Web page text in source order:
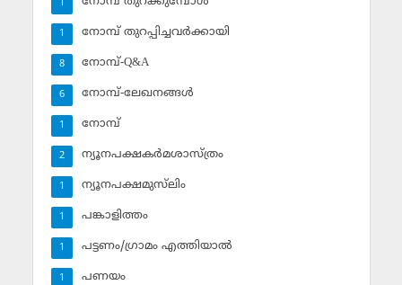
1
നോമ്പ് തുറപ്പിച്ചവര്‍ക്കായി
1
നോമ്പ്-Q&A
8
നോമ്പ്-ലേഖനങ്ങള്‍
6
നോമ്പ്‌
1
ന്യൂനപക്ഷകര്‍മശാസ്ത്രം
2
ന്യൂനപക്ഷമുസ്‌ലിം
1
പങ്കാളിത്തം
1
പട്ടണം/ഗ്രാമം എത്തിയാല്‍
1
പണയം
1